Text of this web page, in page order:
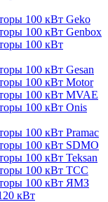
100 кВт Geko
100 кВт Genbox
100 кВт
100 кВт Gesan
100 кВт Motor
100 кВт MVAE
100 кВт Onis
100 кВт Pramac
100 кВт SDMO
100 кВт Teksan
100 кВт ТСС
100 кВт ЯМЗ
кВт